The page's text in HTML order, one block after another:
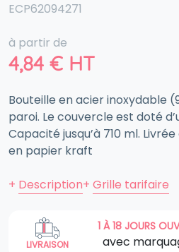
ECP62094271
à partir de
4,84 € HT
Bouteille en acier inoxydable
paroi. Le couvercle est doté
Capacité jusqu’à 710 ml.
en papier kraft
+ Description+ Grille tarifaire
LIVRAISON
1 À 18 JOURS
avec